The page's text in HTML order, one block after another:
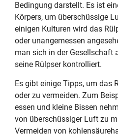
Bedingung darstellt. Es ist
Körpers, um überschüssige
einigen Kulturen wird das
oder unangemessen
man sich in der Gesellschaft
seine Rülpser kontrolliert.
Es gibt einige Tipps, um das
oder zu vermeiden. Zum
essen und kleine Bissen
von überschüssiger Luft zu
Vermeiden von